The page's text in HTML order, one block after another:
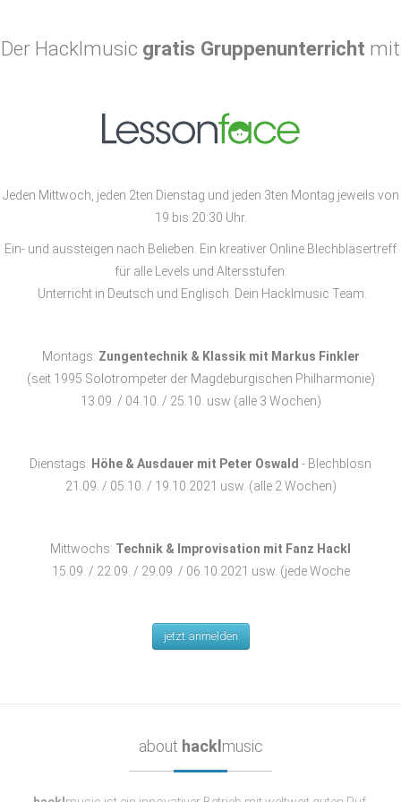
Der Hacklmusic gratis Gruppenunterricht mit
Jeden Mittwoch, jeden 2ten Dienstag und jeden 3ten Montag jeweils von
19 bis 20:30 Uhr.
Ein- und aussteigen nach Belieben. Ein kreativer Online Blechbläsertreff
für alle Levels und Altersstufen.
Unterricht in Deutsch und Englisch. Dein Hacklmusic Team.
Montags: Zungentechnik & Klassik mit Markus Finkler
(seit 1995 Solotrompeter der Magdeburgischen Philharmonie)
13.09. / 04.10. / 25.10. usw (alle 3 Wochen)
Dienstags: Höhe & Ausdauer mit Peter Oswald - Blechblosn
21.09. / 05.10. / 19.10.2021 usw. (alle 2 Wochen)
Mittwochs: Technik & Improvisation mit Fanz Hackl
15.09. / 22.09. / 29.09. / 06.10.2021 usw. (jede Woche
jetzt anmelden
about hacklmusic